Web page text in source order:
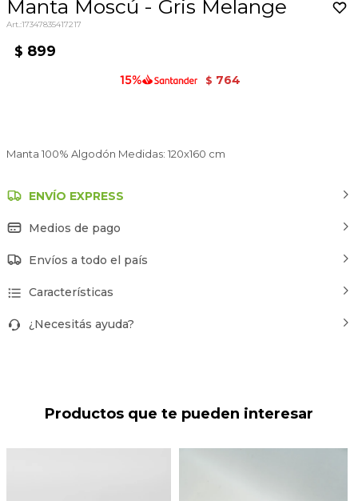
Manta Moscú - Gris Melange
17347835417217
$ 899
$ 764
Manta 100% Algodón Medidas: 120x160 cm
ENVÍO EXPRESS
Medios de pago
Envíos a todo el país
Características
¿Necesitás ayuda?
Productos que te pueden interesar